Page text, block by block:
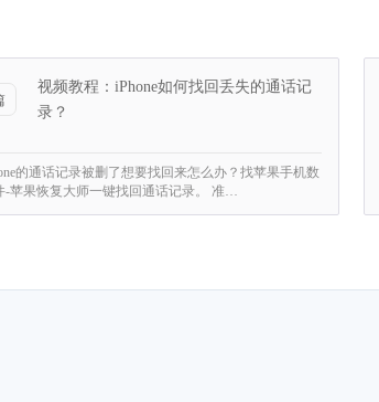
视频教程：iPhone如何找回丢失的通话记
录？
的通话记录被删了想要找回来怎么办？找苹果手机数
-苹果恢复大师一键找回通话记录。 准…